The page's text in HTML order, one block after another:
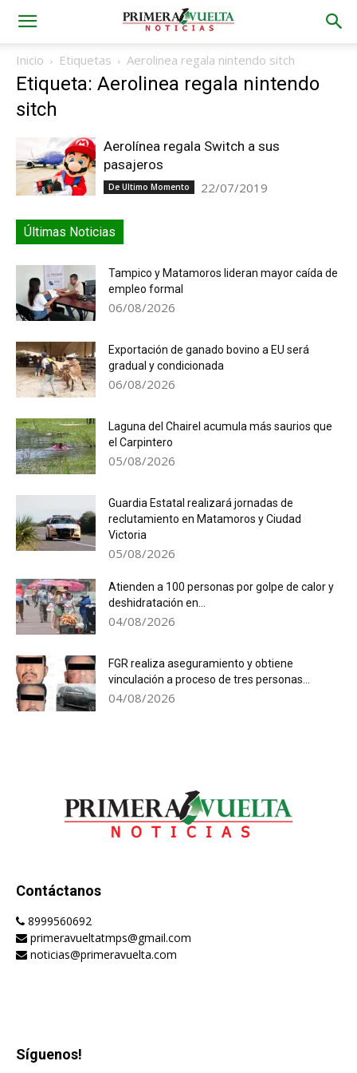
Inicio Etiquetas Aerolinea regala nintendo sitch
Etiqueta: Aerolinea regala nintendo
sitch
Aerolínea regala Switch a sus
pasajeros
De Ultimo Momento 22/07/2019
Últimas Noticias
Tampico y Matamoros lideran mayor caída de
empleo formal
06/08/2026
Exportación de ganado bovino a EU será
gradual y condicionada
06/08/2026
Laguna del Chairel acumula más saurios que
el Carpintero
05/08/2026
Guardia Estatal realizará jornadas de
reclutamiento en Matamoros y Ciudad
Victoria
05/08/2026
Atienden a 100 personas por golpe de calor y
deshidratación en...
04/08/2026
FGR realiza aseguramiento y obtiene
vinculación a proceso de tres personas...
04/08/2026
Contáctanos
8999560692
primeravueltatmps@gmail.com
noticias@primeravuelta.com
Síguenos!